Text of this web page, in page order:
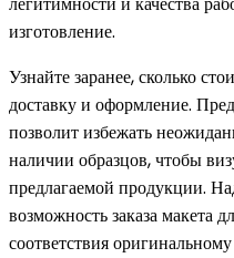
изготовление.
Узнайте заранее, сколько
доставку и оформление.
позволит избежать
наличии образцов, чтобы
предлагаемой продукции.
возможность заказа макета
соответствия